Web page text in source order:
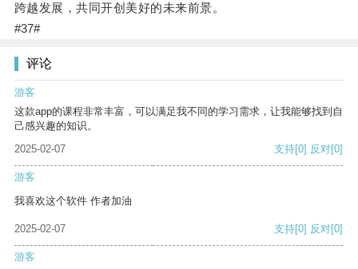
跨越发展，共同开创美好的未来前景。
#37#
评论
游客
这款app的课程非常丰富，可以满足我不同的学习需求，让我能够找到自
己感兴趣的知识。
2025-02-07
支持[0] 反对[0]
游客
我喜欢这个软件 作者加油
2025-02-07 支持[0] 反对[0]
游客